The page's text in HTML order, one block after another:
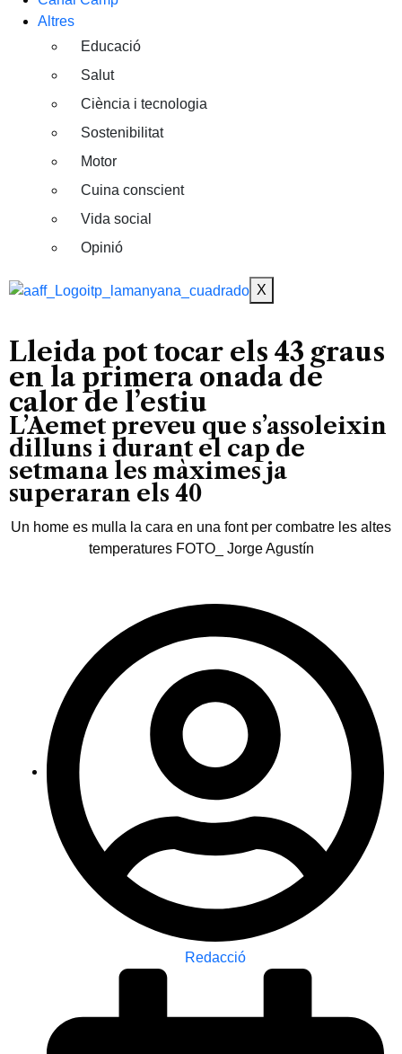
Altres
Educació
Salut
Ciència i tecnologia
Sostenibilitat
Motor
Cuina conscient
Vida social
Opinió
X
Lleida pot tocar els 43 graus
en la primera onada de
calor de l’estiu
L’Aemet preveu que s’assoleixin
dilluns i durant el cap de
setmana les màximes ja
superaran els 40
Un home es mulla la cara en una font per combatre les altes
temperatures FOTO_ Jorge Agustín
Redacció